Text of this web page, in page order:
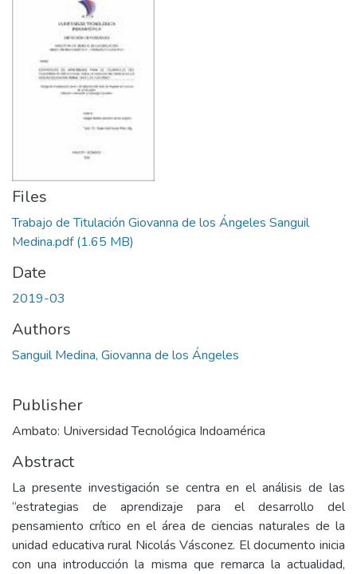
Files
Trabajo de Titulación Giovanna de los Ángeles Sanguil
Medina.pdf(1.65 MB)
Date
2019-03
Authors
Sanguil Medina, Giovanna de los Ángeles
Publisher
Ambato: Universidad Tecnológica Indoamérica
Abstract
La presente investigación se centra en el análisis de las
“estrategias de aprendizaje para el desarrollo del
pensamiento crítico en el área de ciencias naturales de la
unidad educativa rural Nicolás Vásconez. El documento inicia
con una introducción la misma que remarca la actualidad,